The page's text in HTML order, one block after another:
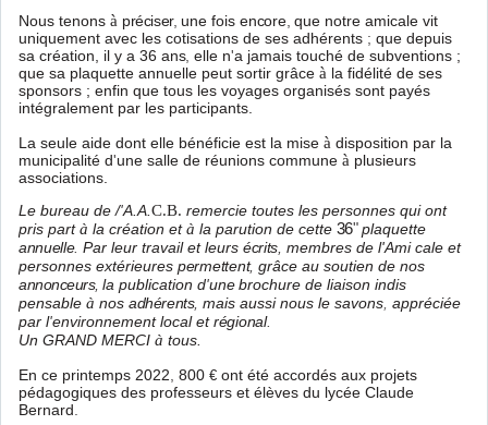
Nous tenons à préciser, une foisencore,que notre amicale vit
uniquement avec les cotisations de ses adhérents ; que depuis
sa création, il y a 36 ans, elle n'a jamais touchéde subventions ;
que sa plaquette annuelle peut sortir grâce à la fidélité de ses
sponsors ; enfin que tous les voyages organisés sont payés
intégralement par les participants.
La seule aide dont elle bénéficie est la mise à disposition par la
municipalité d'une salle de réunions commune à plusieurs
associations.
Le bureau de /'A.A. C.B. remercie toutes les personnes qui ont
pris partà la création età la parution de cette 36" plaquette
annuelle. Par leur travail et leursécrits membres de l'Ami­cale et
personnes extérieures permettent, grâce au soutien de nos
annonceurs,lapublicationd'unebrochure de liaison indis­
pensable à nos adhérents, mais aussi nous le savons ,appréciée
par l'environnementlocal etrégional.
Un GRAND MERCI à tous.
En ce printemps 2022 800 € ont été accordés aux projets
pédagogiques des pro­fesseurs et élèves du lycée Claude
Bernard